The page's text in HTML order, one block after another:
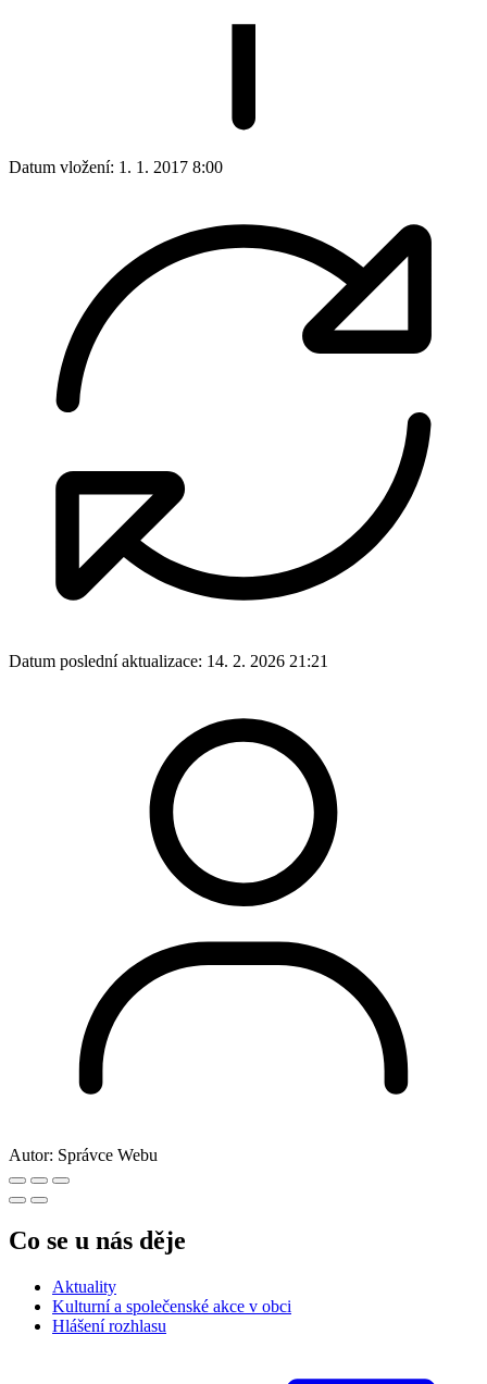
Datum vložení: 1. 1. 2017 8:00
Datum poslední aktualizace: 14. 2. 2026 21:21
Autor: Správce Webu
Co se u nás děje
Aktuality
Kulturní a společenské akce v obci
Hlášení rozhlasu